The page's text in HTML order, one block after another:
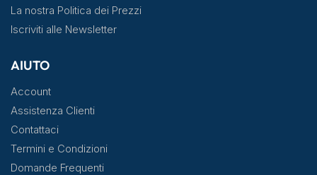
La nostra Politica dei Prezzi
Iscriviti alle Newsletter
AIUTO
Account
Assistenza Clienti
Contattaci
Termini e Condizioni
Domande Frequenti